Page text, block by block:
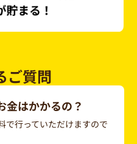
ご質問
金はかかるの？
で行っていただけますので